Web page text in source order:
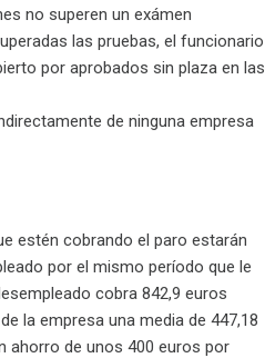
no superen un exámen
las pruebas, el funcionario
por aprobados sin plaza en las
de ninguna empresa
estén cobrando el paro estarán
por el mismo período que le
cobra 842,9 euros
la empresa una media de 447,18
ahorro de unos 400 euros por